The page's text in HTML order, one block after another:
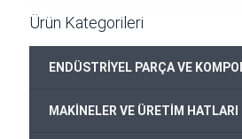
Ürün Kategorileri
ENDÜSTRİYEL PARÇA VE
MAKİNELER VE ÜRETİM HATLARI